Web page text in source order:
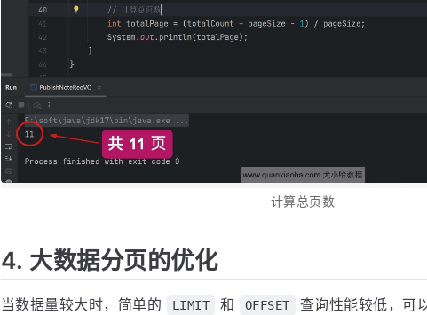
计算总页数
4. 大数据分页的优化
当数据量较大时，简单的 LIMIT 和 OFFSET 查询性能较低，可